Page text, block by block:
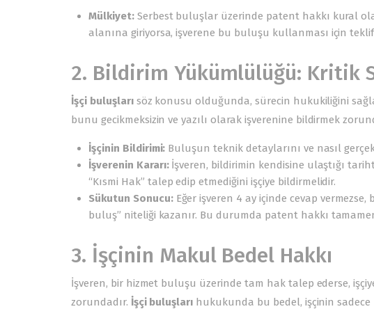
Mülkiyet:Serbest buluşlar üzerinde patent hakkı kural
alanına giriyorsa, işverene bu buluşu kullanması için
2. Bildirim Yükümlülüğü: Kritik
İşçi buluşlarısöz konusu olduğunda, sürecin hukukiliğini
bunu gecikmeksizin ve yazılı olarak işverenine bildirmek
İşçinin Bildirimi: Buluşun teknik detaylarını ve nasıl
İşverenin Kararı:İşveren, bildirimin kendisine ulaştığı
“Kısmi Hak” talep edip etmediğini işçiye bildirmelidir.
Sükutun Sonucu:Eğer işveren 4 ay içinde cevap
buluş” niteliği kazanır. Bu durumda patent hakkı
3. İşçinin Makul Bedel Hakkı
İşveren, bir hizmet buluşu üzerinde tam hak talep ederse,
zorundadır. İşçi buluşları hukukunda bu bedel, işçinin sadece